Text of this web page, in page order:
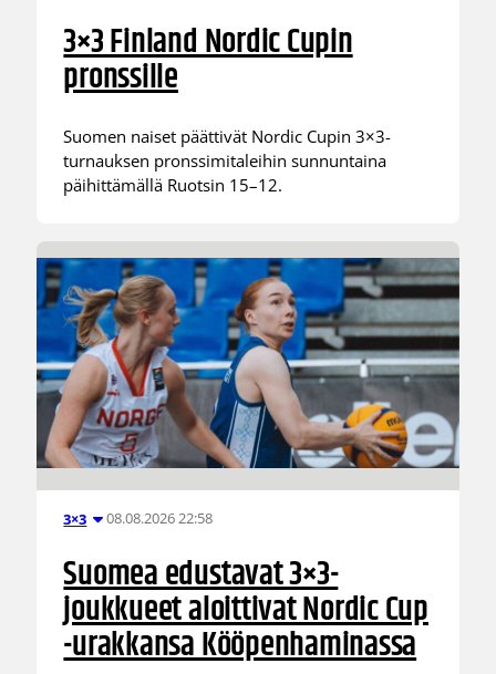
3×3 Finland Nordic Cupin
pronssille
Suomen naiset päättivät Nordic Cupin 3×3-
turnauksen pronssimitaleihin sunnuntaina
päihittämällä Ruotsin 15–12.
3×3 08.08.2026 22:58
Suomea edustavat 3×3-
joukkueet aloittivat Nordic Cup
-urakkansa Kööpenhaminassa